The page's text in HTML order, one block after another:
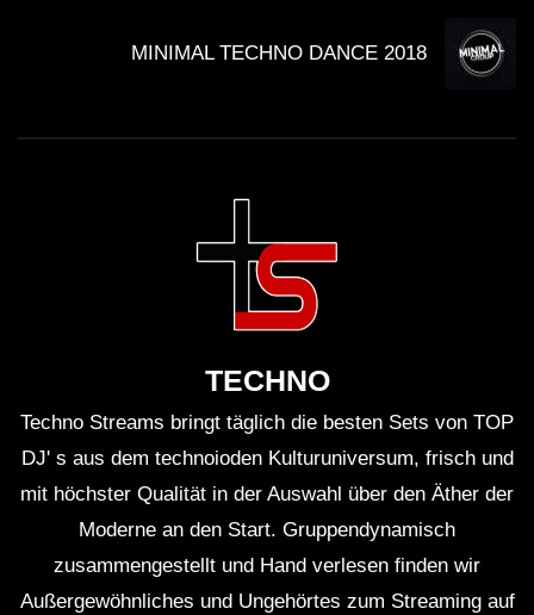
MINIMAL TECHNO DANCE 2018
TECHNO
Techno Streams bringt täglich die besten Sets von TOP
DJ' s aus dem technoioden Kulturuniversum, frisch und
mit höchster Qualität in der Auswahl über den Äther der
Moderne an den Start. Gruppendynamisch
zusammengestellt und Hand verlesen finden wir
Außergewöhnliches und Ungehörtes zum Streaming auf